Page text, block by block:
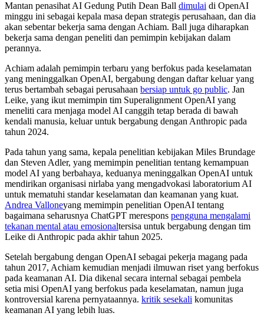
Mantan penasihat AI Gedung Putih Dean Ball dimulai di OpenAI
minggu ini sebagai kepala masa depan strategis perusahaan, dan dia
akan sebentar bekerja sama dengan Achiam. Ball juga diharapkan
bekerja sama dengan peneliti dan pemimpin kebijakan dalam
perannya.
Achiam adalah pemimpin terbaru yang berfokus pada keselamatan
yang meninggalkan OpenAI, bergabung dengan daftar keluar yang
terus bertambah sebagai perusahaan bersiap untuk go public. Jan
Leike, yang ikut memimpin tim Superalignment OpenAI yang
meneliti cara menjaga model AI canggih tetap berada di bawah
kendali manusia, keluar untuk bergabung dengan Anthropic pada
tahun 2024.
Pada tahun yang sama, kepala penelitian kebijakan Miles Brundage
dan Steven Adler, yang memimpin penelitian tentang kemampuan
model AI yang berbahaya, keduanya meninggalkan OpenAI untuk
mendirikan organisasi nirlaba yang mengadvokasi laboratorium AI
untuk mematuhi standar keselamatan dan keamanan yang kuat.
Andrea Valloneyang memimpin penelitian OpenAI tentang
bagaimana seharusnya ChatGPT merespons pengguna mengalami
tekanan mental atau emosionaltersisa untuk bergabung dengan tim
Leike di Anthropic pada akhir tahun 2025.
Setelah bergabung dengan OpenAI sebagai pekerja magang pada
tahun 2017, Achiam kemudian menjadi ilmuwan riset yang berfokus
pada keamanan AI. Dia dikenal secara internal sebagai pembela
setia misi OpenAI yang berfokus pada keselamatan, namun juga
kontroversial karena pernyataannya. kritik sesekali komunitas
keamanan AI yang lebih luas.